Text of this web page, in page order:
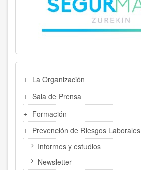
LATERAL
La Organización
Sala de Prensa
Formación
Prevención de Riesgos Laborales
Informes y estudios
Newsletter